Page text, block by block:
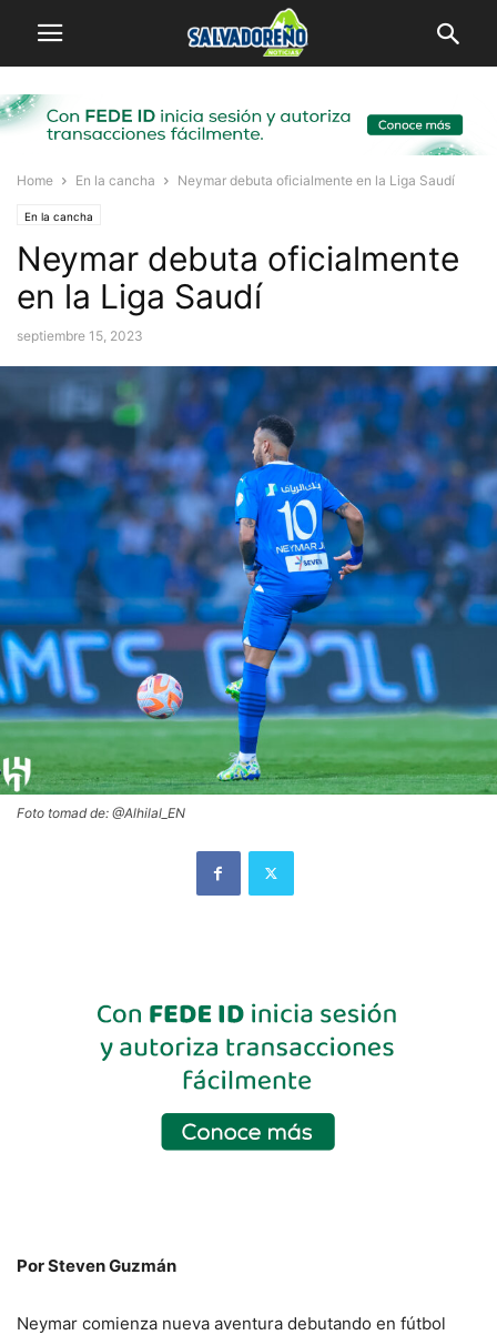
Home En la cancha Neymar debuta oficialmente en la Liga Saudí
En la cancha
Neymar debuta oficialmente
en la Liga Saudí
septiembre 15, 2023
Foto tomad de: @Alhilal_EN
Por Steven Guzmán
Neymar comienza nueva aventura debutando en fútbol